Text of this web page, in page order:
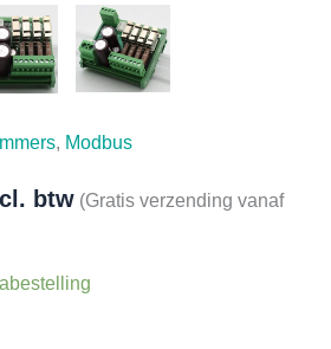
, Modbus
btw (Gratis verzending vanaf